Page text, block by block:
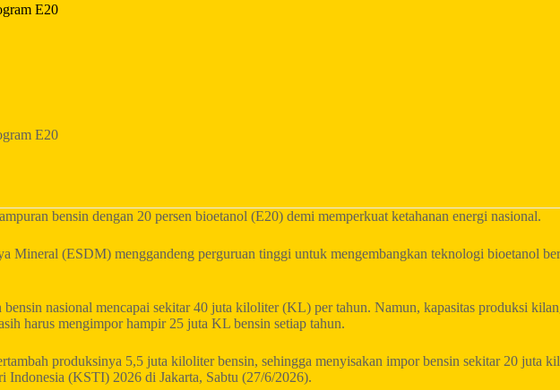
E20
E20
bensin dengan 20 persen bioetanol (E20) demi memperkuat ketahanan energi nasional.
Mineral (ESDM) menggandeng perguruan tinggi untuk mengembangkan teknologi bioetanol
nasional mencapai sekitar 40 juta kiloliter (KL) per tahun. Namun, kapasitas produksi
harus mengimpor hampir 25 juta KL bensin setiap tahun.
produksinya 5,5 juta kiloliter bensin, sehingga menyisakan impor bensin sekitar 20 juta
Indonesia (KSTI) 2026 di Jakarta, Sabtu (27/6/2026).